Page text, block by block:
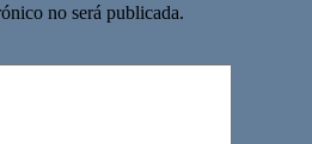
no será publicada.